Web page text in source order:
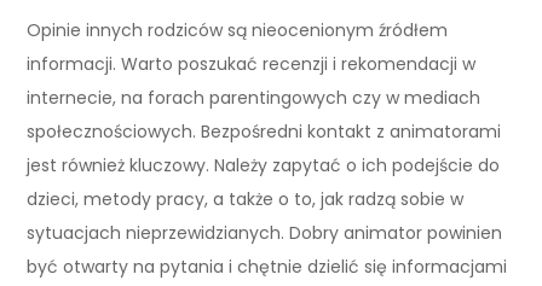
Opinie innych rodziców są nieocenionym źródłem
informacji. Warto poszukać recenzji i rekomendacji w
internecie, na forach parentingowych czy w mediach
społecznościowych. Bezpośredni kontakt z animatorami
jest również kluczowy. Należy zapytać o ich podejście do
dzieci, metody pracy, a także o to, jak radzą sobie w
sytuacjach nieprzewidzianych. Dobry animator powinien
być otwarty na pytania i chętnie dzielić się informacjami